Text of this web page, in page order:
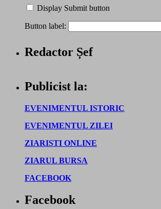
Display Submit button
Button label:
Redactor Șef
Publicist la:
EVENIMENTUL ISTORIC
EVENIMENTUL ZILEI
ZIARISTI ONLINE
ZIARUL BURSA
FACEBOOK
Facebook